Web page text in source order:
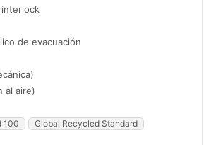
de evacuación
al aire)
100
Global Recycled Standard